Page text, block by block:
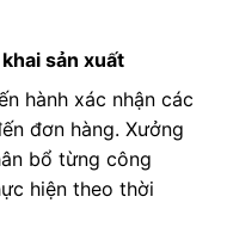
sản xuất
hành xác nhận các
đơn hàng. Xưởng
bổ từng công
hiện theo thời